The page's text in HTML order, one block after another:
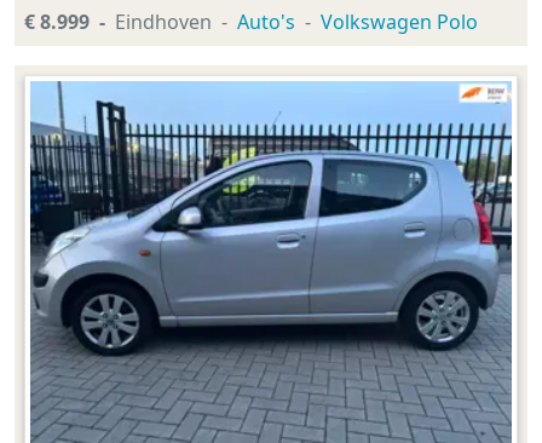
€ 8.999 Eindhoven Auto's Volkswagen Polo